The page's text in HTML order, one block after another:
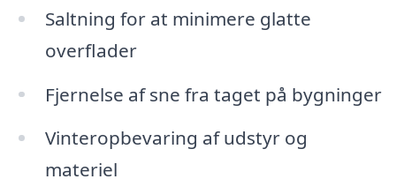
Saltning for at minimere glatte
overflader
Fjernelse af sne fra taget på bygninger
Vinteropbevaring af udstyr og
materiel